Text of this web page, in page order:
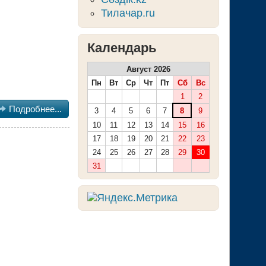
Подробнее...
Тилачар.ru
Календарь
Август 2026
Пн
Вт Ср Чт Пт Сб
Вс
1
2
3
4 5 6 7 8
9
10
11 12 13 14 15
16
17
18 19 20 21 22
23
24
25 26 27 28 29
30
31